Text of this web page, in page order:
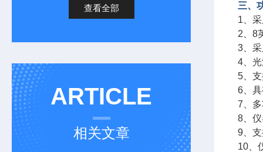
查看全部
ARTICLE
相关文章
三、
1、
2、8
3、
4、
5、
6、
7、
8、
9、
10、